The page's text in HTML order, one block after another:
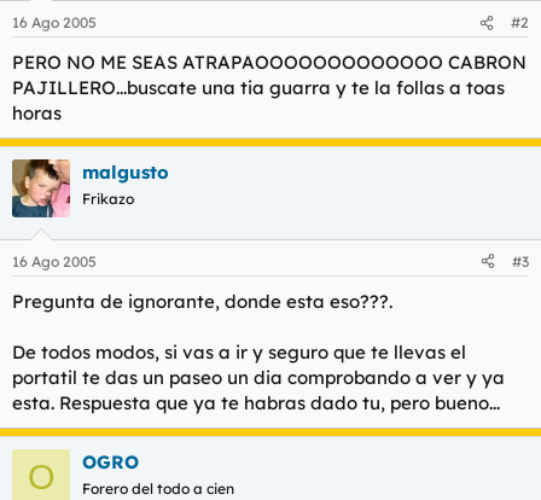
16 Ago 2005 #2
PERO NO ME SEAS ATRAPAOOOOOOOOOOOOO CABRON
PAJILLERO...buscate una tia guarra y te la follas a toas
horas
malgusto
Frikazo
16 Ago 2005 #3
Pregunta de ignorante, donde esta eso???.
De todos modos, si vas a ir y seguro que te llevas el
portatil te das un paseo un dia comprobando a ver y ya
esta. Respuesta que ya te habras dado tu, pero bueno...
O OGRO
Forero del todo a cien